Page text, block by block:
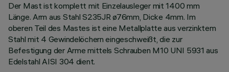
Der Mast ist komplett mit Einzelausleger mit 1400 mm
Länge. Arm aus Stahl S235JR ø76mm, Dicke 4mm. Im
oberen Teil des Mastes ist eine Metallplatte aus verzinktem
Stahl mit 4 Gewindelöchern eingeschweißt, die zur
Befestigung der Arme mittels Schrauben M10 UNI 5931 aus
Edelstahl AISI 304 dient.